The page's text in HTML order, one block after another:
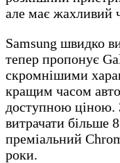
але має жахливий
Samsung швидко
тепер пропонує
скромнішими
кращим часом
доступною ціною.
витрачати більше
преміальний
роки.